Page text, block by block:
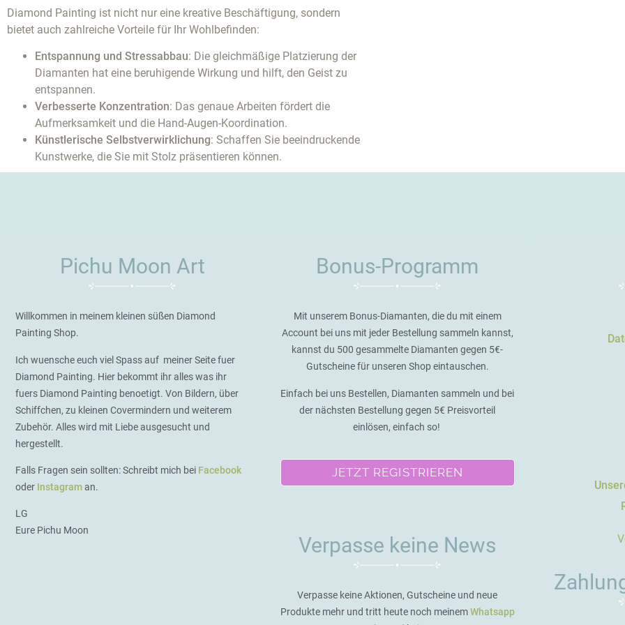
Diamond Painting ist nicht nur eine kreative Beschäftigung, sondern
bietet auch zahlreiche Vorteile für Ihr Wohlbefinden:
Entspannung und Stressabbau: Die gleichmäßige Platzierung der
Diamanten hat eine beruhigende Wirkung und hilft, den Geist zu
entspannen.
Verbesserte Konzentration: Das genaue Arbeiten fördert die
Aufmerksamkeit und die Hand-Augen-Koordination.
Künstlerische Selbstverwirklichung: Schaffen Sie beeindruckende
Kunstwerke, die Sie mit Stolz präsentieren können.
Pichu Moon Art
Willkommen in meinem kleinen süßen Diamond
Painting Shop.
Ich wuensche euch viel Spass auf meiner Seite fuer
Diamond Painting. Hier bekommt ihr alles was ihr
fuers Diamond Painting benoetigt. Von Bildern, über
Schiffchen, zu kleinen Covermindern und weiterem
Zubehör. Alles wird mit Liebe ausgesucht und
hergestellt.
Falls Fragen sein sollten: Schreibt mich bei Facebook
oder Instagraman.
LG
Eure Pichu Moon
Bonus-Programm
Mit unserem Bonus-Diamanten, die du mit einem
Account bei uns mit jeder Bestellung sammeln kannst,
kannst du 500 gesammelte Diamanten gegen 5€-
Gutscheine für unseren Shop eintauschen.
Einfach bei uns Bestellen, Diamanten sammeln und bei
der nächsten Bestellung gegen 5€ Preisvorteil
einlösen, einfach so!
JETZT REGISTRIEREN
Verpasse keine News
Verpasse keine Aktionen, Gutscheine und neue
Produkte mehr und tritt heute noch meinemWhatsapp